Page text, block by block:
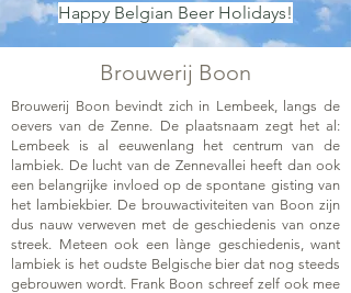
Happy Belgian Beer Holidays!
Brouwerij Boon
Brouwerij Boon bevindt zich in Lembeek, langs de
oevers van de Zenne. De plaatsnaam zegt het al:
Lembeek is al eeuwenlang het centrum van de
lambiek. De lucht van de Zennevallei heeft dan ook
een belangrijke invloed op de spontane gisting van
het lambiekbier. De brouwactiviteiten van Boon zijn
dus nauw verweven met de geschiedenis van onze
streek. Meteen ook een lànge geschiedenis, want
lambiek is het oudste Belgische bier dat nog steeds
gebrouwen wordt. Frank Boon schreef zelf ook mee